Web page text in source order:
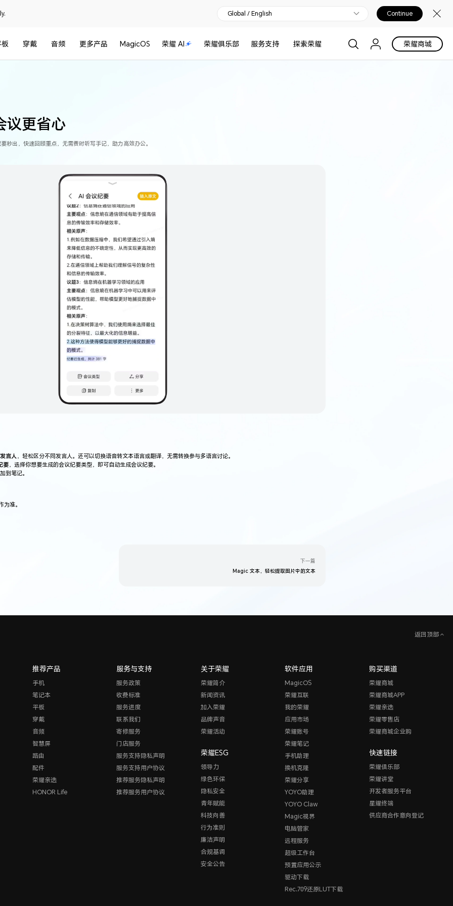
Global / English Continue
穿戴 音频 更多产品 MagicOS 荣耀 AI 荣耀俱乐部 服务支持 探索荣耀 荣耀商城
议更省心
秒出，快速回顾重点，无需费时听写手记，助力高效办公。
言人 ，轻松区分不同发言人。还可以切换语音转文本语言或翻译，无需转换参与多语言讨论。
要，选择你想要生成的会议纪要类型，即可自动生成会议纪要。
到笔记。
为准。
下一篇
Magic 文本，轻松提取图片中的文本
返回顶部
推荐产品
手机
笔记本
平板
穿戴
音频
智慧屏
路由
配件
荣耀亲选
HONOR Life
服务与支持
服务政策
收费标准
服务进度
联系我们
寄修服务
门店服务
服务支持隐私声明
服务支持用户协议
推荐服务隐私声明
推荐服务用户协议
关于荣耀
荣耀简介
新闻资讯
加入荣耀
品牌声音
荣耀活动
荣耀ESG
领导力
绿色环保
隐私安全
青年赋能
科技向善
行为准则
廉洁声明
合规基调
安全公告
软件应用
MagicOS
荣耀互联
我的荣耀
应用市场
荣耀账号
荣耀笔记
手机助理
换机克隆
荣耀分享
YOYO助理
YOYO Claw
Magic视界
电脑管家
远程服务
超级工作台
预置应用公示
驱动下载
Rec.709还原LUT下载
购买渠道
荣耀商城
荣耀商城APP
荣耀亲选
荣耀零售店
荣耀商城企业购
快速链接
荣耀俱乐部
荣耀讲堂
开发者服务平台
星耀终端
供应商合作意向登记